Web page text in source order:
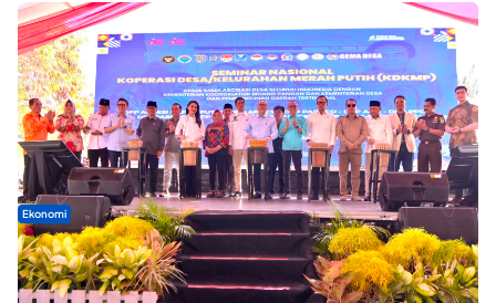
Ekonomi
Seminar di Ternate, Mendes Perkuat Sinergi Percepatan
Kopdes Merah Putih